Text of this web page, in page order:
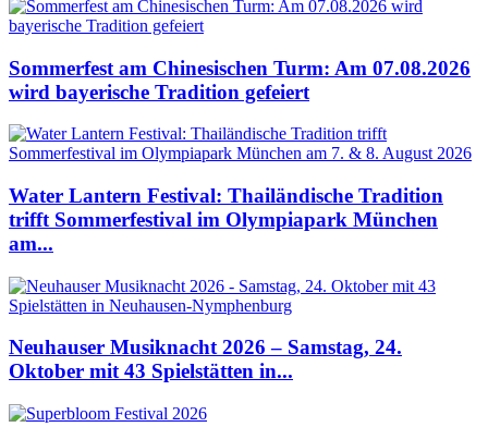
Sommerfest am Chinesischen Turm: Am 07.08.2026
wird bayerische Tradition gefeiert
Water Lantern Festival: Thailändische Tradition
trifft Sommerfestival im Olympiapark München
am...
Neuhauser Musiknacht 2026 – Samstag, 24.
Oktober mit 43 Spielstätten in...